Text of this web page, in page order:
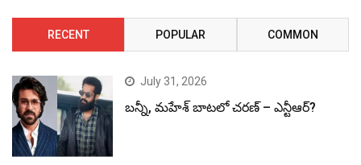
RECENT POPULAR COMMON
July 31, 2026
బన్నీ, మహేశ్ బాటలో చరణ్ – ఎన్టీఆర్?